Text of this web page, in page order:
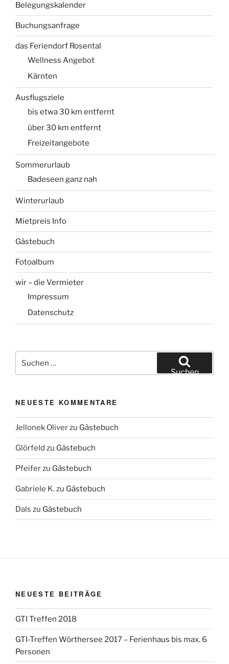
Belegungskalender
Buchungsanfrage
das Feriendorf Rosental
Wellness Angebot
Kärnten
Ausflugsziele
bis etwa 30 km entfernt
über 30 km entfernt
Freizeitangebote
Sommerurlaub
Badeseen ganz nah
Winterurlaub
Mietpreis Info
Gästebuch
Fotoalbum
wir – die Vermieter
Impressum
Datenschutz
nach:
Suchen
NEUESTE KOMMENTARE
Jellonek Oliverzu Gästebuch
Glörfeld zu Gästebuch
Pfeiferzu Gästebuch
Gabriele K.zu Gästebuch
Dals zu Gästebuch
NEUESTE BEITRÄGE
GTI Treffen 2018
GTI-Treffen Wörthersee 2017 – Ferienhaus bis max. 6
Personen